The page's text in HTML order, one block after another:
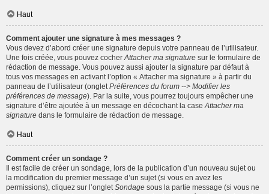
Haut
Comment ajouter une signature à mes messages ?
Vous devez d’abord créer une signature depuis votre panneau de l’utilisateur.
Une fois créée, vous pouvez cocher Attacher ma signature sur le formulaire de
rédaction de message. Vous pouvez aussi ajouter la signature par défaut à
tous vos messages en activant l’option « Attacher ma signature » à partir du
panneau de l’utilisateur (onglet Préférences du forum --> Modifier les
préférences de message). Par la suite, vous pourrez toujours empêcher une
signature d’être ajoutée à un message en décochant la case Attacher ma
signature dans le formulaire de rédaction de message.
Haut
Comment créer un sondage ?
Il est facile de créer un sondage, lors de la publication d’un nouveau sujet ou
la modification du premier message d’un sujet (si vous en avez les
permissions), cliquez sur l’onglet Sondage sous la partie message (si vous ne